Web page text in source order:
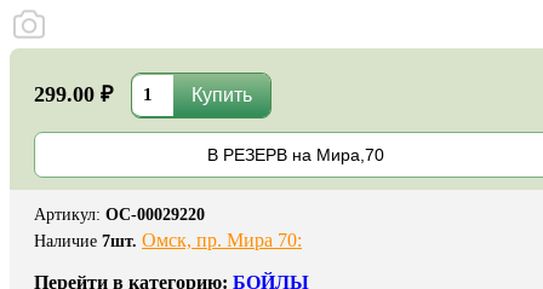
299.00 ₽
В РЕЗЕРВ на Мира,70
Артикул: ОС-00029220
Наличие 7шт. Омск, пр. Мира 70:
Перейти в категорию: БОЙЛЫ